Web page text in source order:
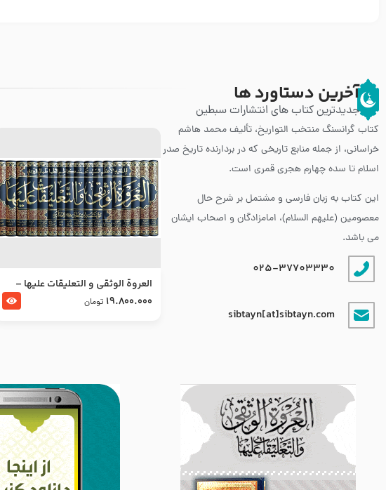
آخرین دستاورد ها
جدیدترین کتاب های انتشارات سبطین
کتاب گرانسنگ منتخب التواريخ، تألیف محمد هاشم
خراسانی، از جمله منابع تاریخی که در بردارنده تاریخ صدر
اسلام تا سده چهارم هجری قمری است.
این کتاب به زبان فارسی و مشتمل بر شرح حال
معصومین (علیهم السلام)، امامزادگان و اصحاب ایشان
می باشد.
025-37703330
sibtayn[at]sibtayn.com
العروة الوثقى و التعليقات عليها –
طرح جدید
19.800.000 تومان